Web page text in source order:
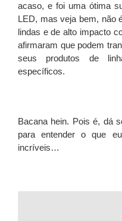
acaso, e foi uma ótima
LED, mas veja bem, não
lindas e de alto impacto
afirmaram que podem
seus produtos de
específicos.
Bacana hein. Pois é, dá
para entender o que
incríveis…